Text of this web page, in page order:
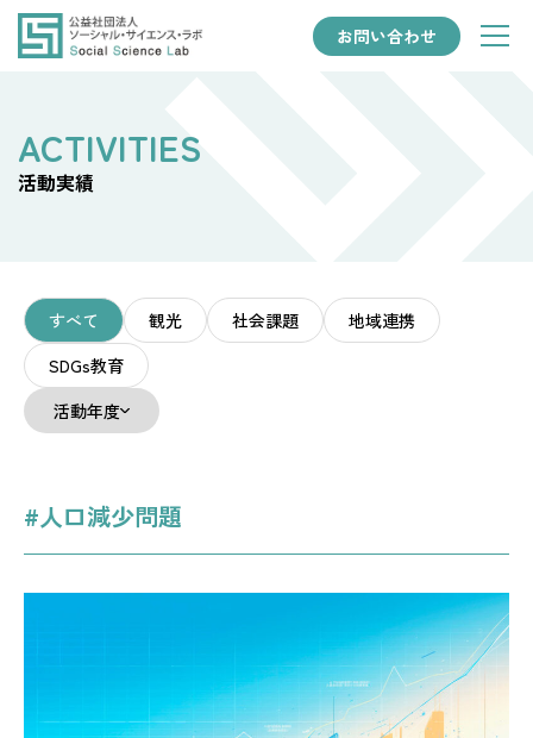
お問い合わせ
活動実績
すべて 観光 社会課題
地域連携
SDGs教育
活動年度
#人口減少問題